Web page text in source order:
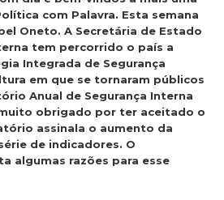
com Palavra. Esta semana
Oneto. A Secretária de Estado
tem percorrido o país a
Integrada de Segurança
em que se tornaram públicos
Anual de Segurança Interna
obrigado por ter aceitado o
assinala o aumento da
de indicadores. O
algumas razões para esse